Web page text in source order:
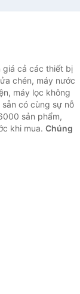
giá cả các thiết bị
chén, máy nước
máy lọc không
có cùng sự nỗ
sản phẩm,
khi mua. Chúng